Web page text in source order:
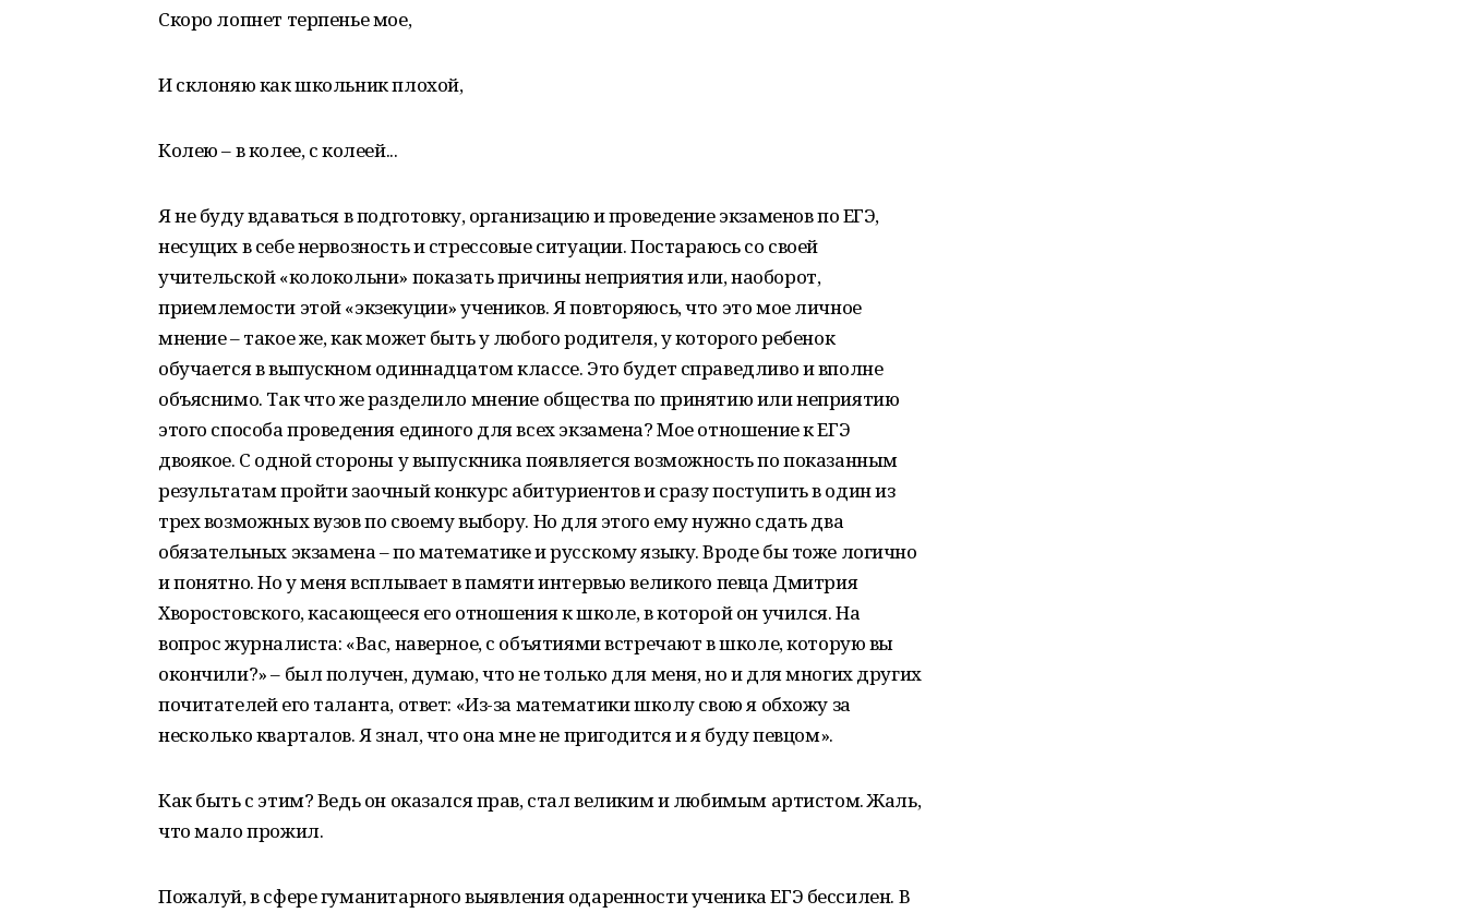
Скоро лопнет терпенье мое,
И склоняю как школьник плохой,
Колею – в колее, с колеей...
Я не буду вдаваться в подготовку, организацию и проведение экзаменов по ЕГЭ,
несущих в себе нервозность и стрессовые ситуации. Постараюсь со своей
учительской «колокольни» показать причины неприятия или, наоборот,
приемлемости этой «экзекуции» учеников. Я повторяюсь, что это мое личное
мнение – такое же, как может быть у любого родителя, у которого ребенок
обучается в выпускном одиннадцатом классе. Это будет справедливо и вполне
объяснимо. Так что же разделило мнение общества по принятию или неприятию
этого способа проведения единого для всех экзамена? Мое отношение к ЕГЭ
двоякое. С одной стороны у выпускника появляется возможность по показанным
результатам пройти заочный конкурс абитуриентов и сразу поступить в один из
трех возможных вузов по своему выбору. Но для этого ему нужно сдать два
обязательных экзамена – по математике и русскому языку. Вроде бы тоже логично
и понятно. Но у меня всплывает в памяти интервью великого певца Дмитрия
Хворостовского, касающееся его отношения к школе, в которой он учился. На
вопрос журналиста: «Вас, наверное, с объятиями встречают в школе, которую вы
окончили?» – был получен, думаю, что не только для меня, но и для многих других
почитателей его таланта, ответ: «Из-за математики школу свою я обхожу за
несколько кварталов. Я знал, что она мне не пригодится и я буду певцом».
Как быть с этим? Ведь он оказался прав, стал великим и любимым артистом. Жаль,
что мало прожил.
Пожалуй, в сфере гуманитарного выявления одаренности ученика ЕГЭ бессилен. В